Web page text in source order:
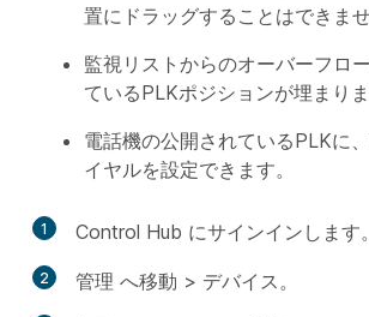
置にドラッグすることはできませ
監視リストからのオーバーフロ
ているPLKポジションが埋まりま
電話機の公開されているPLKに
イヤルを設定できます。
1 Control Hub にサインインします。
2 管理 へ移動 > デバイス。